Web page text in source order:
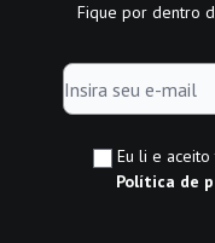
Fique por dentro
Eu li e
Política de